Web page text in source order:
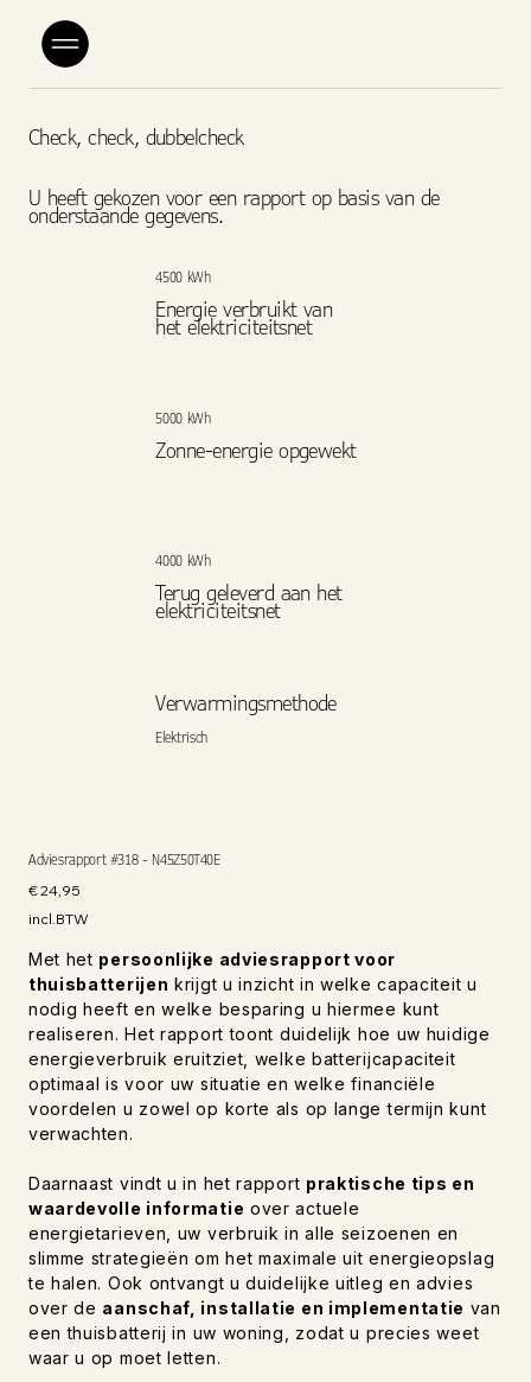
Check, check, dubbelcheck
U heeft gekozen voor een rapport op basis van de
onderstaande gegevens.
4500 kWh
Energie verbruikt van
het elektriciteitsnet
5000 kWh
Zonne-energie opgewekt
4000 kWh
Terug geleverd aan het
elektriciteitsnet
Elektrisch
Verwarmingsmethode
Adviesrapport #318 - N45Z50T40E
Prijs
€ 24,95
incl.BTW
Met het persoonlijke adviesrapport voor
thuisbatterijen krijgt u inzicht in welke capaciteit u
nodig heeft en welke besparing u hiermee kunt
realiseren. Het rapport toont duidelijk hoe uw huidige
energieverbruik eruitziet, welke batterijcapaciteit
optimaal is voor uw situatie en welke financiële
voordelen u zowel op korte als op lange termijn kunt
verwachten.
Daarnaast vindt u in het rapport praktische tips en
waardevolle informatie over actuele
energietarieven, uw verbruik in alle seizoenen en
slimme strategieën om het maximale uit energieopslag
te halen. Ook ontvangt u duidelijke uitleg en advies
over de aanschaf, installatie en implementatie van
een thuisbatterij in uw woning, zodat u precies weet
waar u op moet letten.